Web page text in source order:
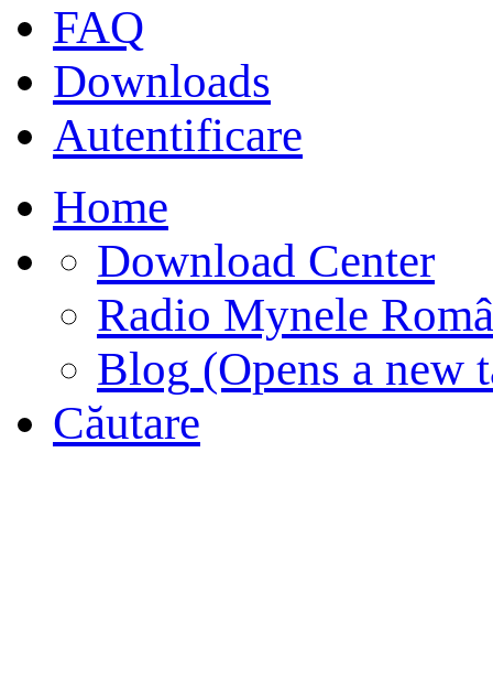
FAQ
Downloads
Autentificare
Home
Download Center
Radio Mynele
Blog (Opens a new
Căutare